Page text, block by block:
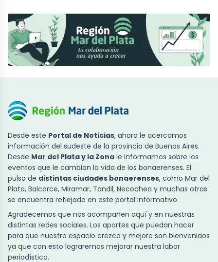
Desde este Portal de Noticias, ahora le acercamos
información del sudeste de la provincia de Buenos Aires.
Desde Mar del Plata y la Zona le informamos sobre los
eventos que le cambian la vida de los bonaerenses. El
pulso de distintas ciudades bonaerenses, como Mar del
Plata, Balcarce, Miramar, Tandil, Necochea y muchas otras
se encuentra reflejado en este portal informativo.
Agradecemos que nos acompañen aquí y en nuestras
distintas redes sociales. Los aportes que puedan hacer
para que nuestro espacio crezca y mejore son bienvenidos
ya que con esto lograremos mejorar nuestra labor
periodística.